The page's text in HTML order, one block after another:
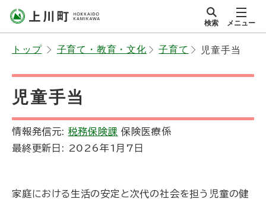
北海道上川町
Hokkaido Kamikawa
サイト内
検索 メニュー
トップ 子育て・教育・文化 子育て 児童手当
児童手当
情報発信元: 税務保険課 保険医療係
最終更新日:
2026年1月7日
家庭における生活の安定と次代の社会を担う児童の健